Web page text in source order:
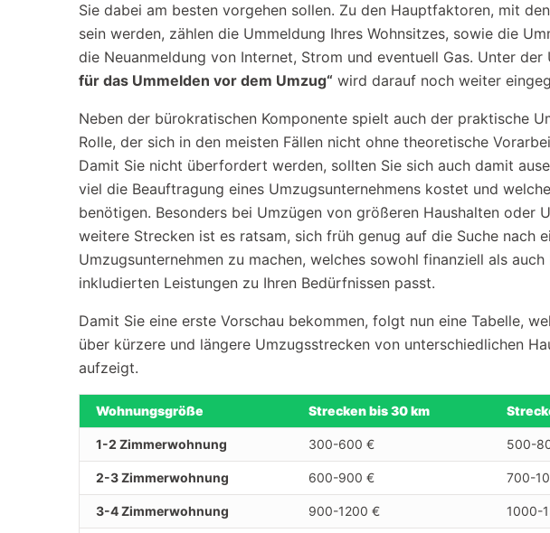
Sie dabei am besten vorgehen sollen. Zu den Hauptfaktoren, mit
sein werden, zählen die Ummeldung Ihres Wohnsitzes, sowie die
die Neuanmeldung von Internet, Strom und eventuell Gas. Unter der
für das Ummelden vor dem Umzug“ wird darauf noch weiter
Neben der bürokratischen Komponente spielt auch der praktische
Rolle, der sich in den meisten Fällen nicht ohne theoretische
Damit Sie nicht überfordert werden, sollten Sie sich auch damit
viel die Beauftragung eines Umzugsunternehmens kostet und
benötigen. Besonders bei Umzügen von größeren Haushalten oder
weitere Strecken ist es ratsam, sich früh genug auf die Suche nach
Umzugsunternehmen zu machen, welches sowohl finanziell als
inkludierten Leistungen zu Ihren Bedürfnissen passt.
Damit Sie eine erste Vorschau bekommen, folgt nun eine Tabelle,
über kürzere und längere Umzugsstrecken von unterschiedlichen
aufzeigt.
Wohnungsgröße Strecken bis 30 km
1-2 Zimmerwohnung 300-600 € 500-
2-3 Zimmerwohnung 600-900 € 700-
3-4 Zimmerwohnung 900-1200 € 1000-